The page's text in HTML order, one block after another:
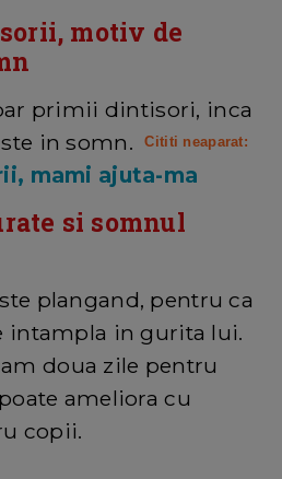
motiv de
primii dintisori, inca
in somn.Cititi neaparat:
mami ajuta-ma
si somnul
plangand, pentru ca
intampla in gurita lui.
doua zile pentru
ameliora cu
copii.